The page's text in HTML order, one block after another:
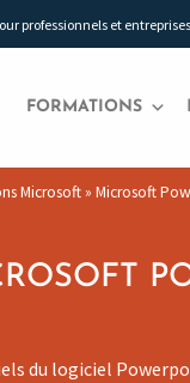
professionnels et
FORMATIONS
Microsoft» Microsoft
du logiciel